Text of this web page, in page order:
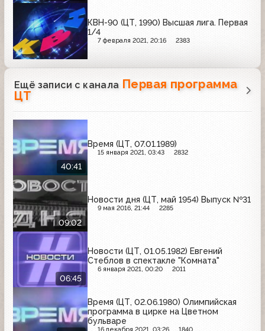
КВН-90 (ЦТ, 1990) Высшая лига. Первая
1/4
7 февраля 2021, 20:16 2383
Ещё записи с канала Первая программа
ЦТ
40:41
Время (ЦТ, 07.01.1989)
15 января 2021, 03:43 2832
09:02
Новости дня (ЦТ, май 1954) Выпуск №31
9 мая 2016, 21:44 2285
06:45
Новости (ЦТ, 01.05.1982) Евгений
Стеблов в спектакле "Комната"
6 января 2021, 00:20 2011
Время (ЦТ, 02.06.1980) Олимпийская
программа в цирке на Цветном
бульваре